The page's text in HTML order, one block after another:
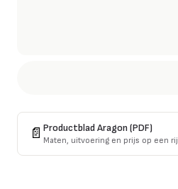
📄 ProductbladAragon(PDF)
Maten, uitvoering en prijs op een rij